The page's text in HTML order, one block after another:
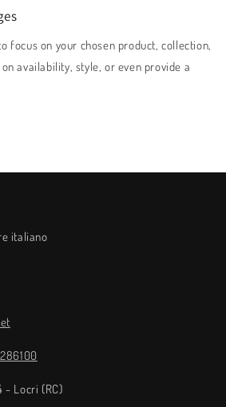
focus on your chosen product, collection,
availability, style, or even provide a
italiano
- Locri (RC)